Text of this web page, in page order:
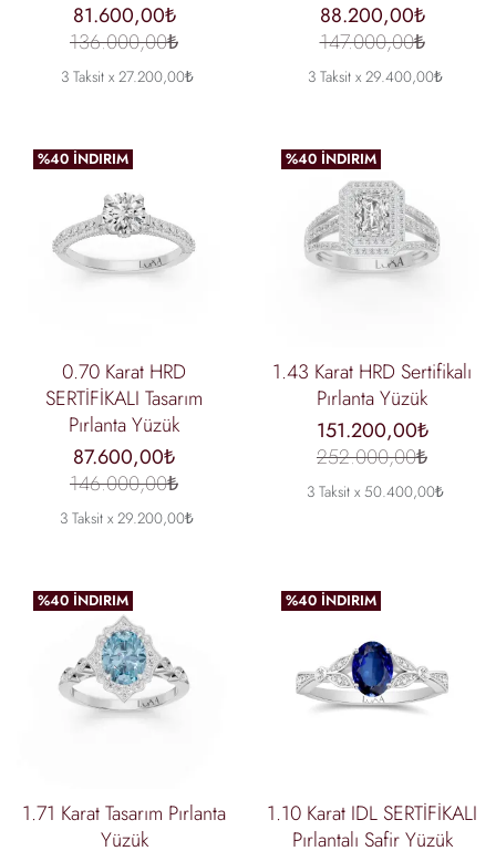
81.600,00₺
136.000,00₺
3 Taksit x 27.200,00₺
88.200,00₺
147.000,00₺
3 Taksit x 29.400,00₺
%40 İNDIRIM
0.70 Karat HRD
SERTİFİKALI Tasarım
Pırlanta Yüzük
87.600,00₺
146.000,00₺
3 Taksit x 29.200,00₺
%40 İNDIRIM
1.43 Karat HRD Sertifikalı
Pırlanta Yüzük
151.200,00₺
252.000,00₺
3 Taksit x 50.400,00₺
%40 İNDIRIM
1.71 Karat Tasarım Pırlanta
Yüzük
%40 İNDIRIM
1.10 Karat IDL SERTİFİKALI
Pırlantalı Safir Yüzük